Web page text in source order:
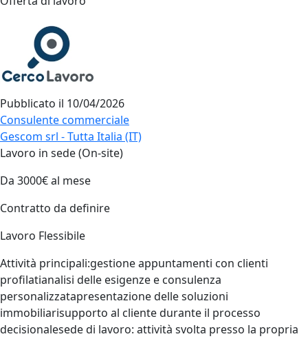
Pubblicato il 10/04/2026
Consulente commerciale
Gescom srl - Tutta Italia (IT)
Lavoro in sede (On-site)
Da 3000€ al mese
Contratto da definire
Lavoro Flessibile
Attività principali:gestione appuntamenti con clienti
profilatianalisi delle esigenze e consulenza
personalizzatapresentazione delle soluzioni
immobiliarisupporto al cliente durante il processo
decisionalesede di lavoro: attività svolta presso la propria